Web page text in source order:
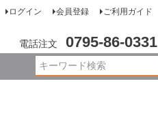
ログイン 会員登録 ご利用ガイド
電話注文 0795-86-0331